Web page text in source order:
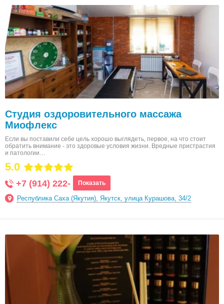
Студия оздоровительного массажа
Миофлекс
Если вы поставили себе цель хорошо выглядеть, первое, на что стоит
обратить внимание - это здоровые условия жизни. Вредные пристрастия
и патологии…
5.0
+7 (914) 222- Показать
Республика Саха (Якутия), Якутск, улица Курашова, 34/2